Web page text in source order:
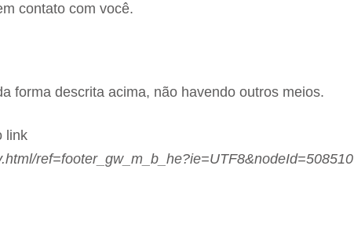
contato com você.
forma descrita acima, não havendo outros meios.
link
ref=footer_gw_m_b_he?ie=UTF8&nodeId=508510